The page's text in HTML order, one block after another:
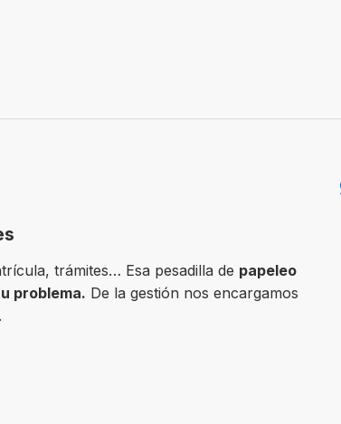
trámites… Esa pesadilla de papeleo
problema. De la gestión nos encargamos